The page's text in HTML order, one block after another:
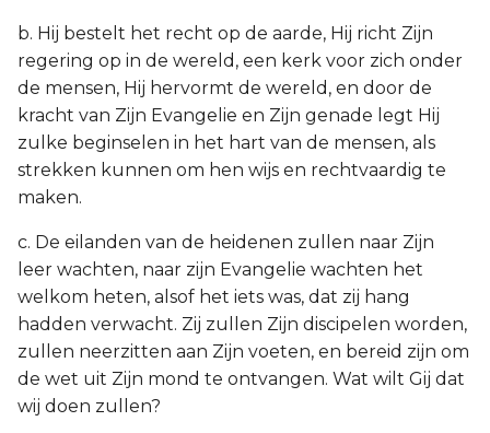
b. Hij bestelt het recht op de aarde, Hij richt Zijn
regering op in de wereld, een kerk voor zich onder
de mensen, Hij hervormt de wereld, en door de
kracht van Zijn Evangelie en Zijn genade legt Hij
zulke beginselen in het hart van de mensen, als
strekken kunnen om hen wijs en rechtvaardig te
maken.
c. De eilanden van de heidenen zullen naar Zijn
leer wachten, naar zijn Evangelie wachten het
welkom heten, alsof het iets was, dat zij hang
hadden verwacht. Zij zullen Zijn discipelen worden,
zullen neerzitten aan Zijn voeten, en bereid zijn om
de wet uit Zijn mond te ontvangen. Wat wilt Gij dat
wij doen zullen?